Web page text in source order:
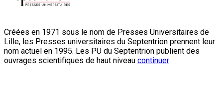
Créées en 1971 sous le nom de Presses Universitaires de
Lille, les Presses universitaires du Septentrion prennent leur
nom actuel en 1995. Les PU du Septentrion publient des
ouvrages scientifiques de haut niveau continuer